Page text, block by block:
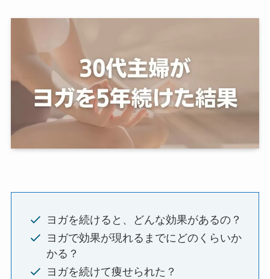
ヨガを続けると、どんな効果があるの？
ヨガで効果が現れるまでにどのくらいか
かる？
ヨガを続けて痩せられた？